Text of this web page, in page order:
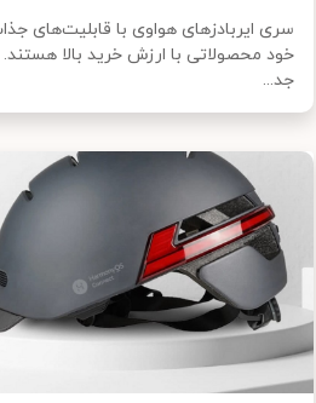
سری ایربادزهای هواوی با قابلیت‌های
خود محصولاتی با ارزش خرید بالا هستند.
جد...